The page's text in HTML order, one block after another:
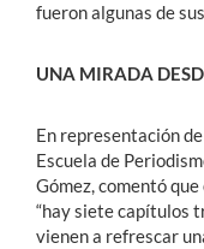
fueron algunas de
UNA MIRADA
En representación
Escuela de
Gómez, comentó
“hay siete capítulos
vienen a refrescar